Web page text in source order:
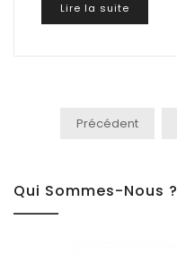
Lire la suite
Pagination
Précédent
Qui Sommes-Nous ?